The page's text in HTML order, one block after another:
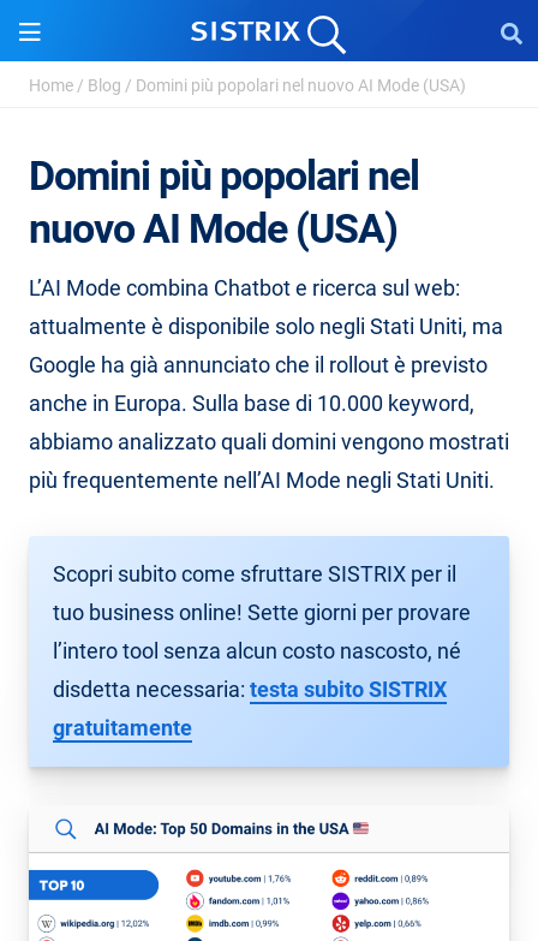
Home / Blog / Domini più popolari nel nuovo AI Mode (USA)
Domini più popolari nel
nuovo AI Mode (USA)
L’AI Mode combina Chatbot e ricerca sul web:
attualmente è disponibile solo negli Stati Uniti, ma
Google ha già annunciato che il rollout è previsto
anche in Europa. Sulla base di 10.000 keyword,
abbiamo analizzato quali domini vengono mostrati
più frequentemente nell’AI Mode negli Stati Uniti.
Scopri subito come sfruttare SISTRIX per il
tuo business online! Sette giorni per provare
l’intero tool senza alcun costo nascosto, né
disdetta necessaria: testa subito SISTRIX
gratuitamente